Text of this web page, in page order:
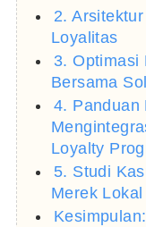
2.
Loyalitas
3. Optimasi
Bersama
4. Panduan
Loyalty
5. Studi
Merek